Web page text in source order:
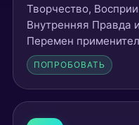
Творчество,
Внутренняя Правда
Перемен
ПОПРОБОВАТЬ